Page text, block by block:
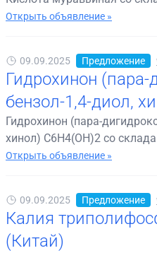
Открыть объявление »
09.09.2025 Предложение
Гидрохинон (пара-
бензол-1,4-диол,
Гидрохинон (пара-
хинол) C6H4(OH)2 со
Открыть объявление »
09.09.2025 Предложение
Калия
(Китай)